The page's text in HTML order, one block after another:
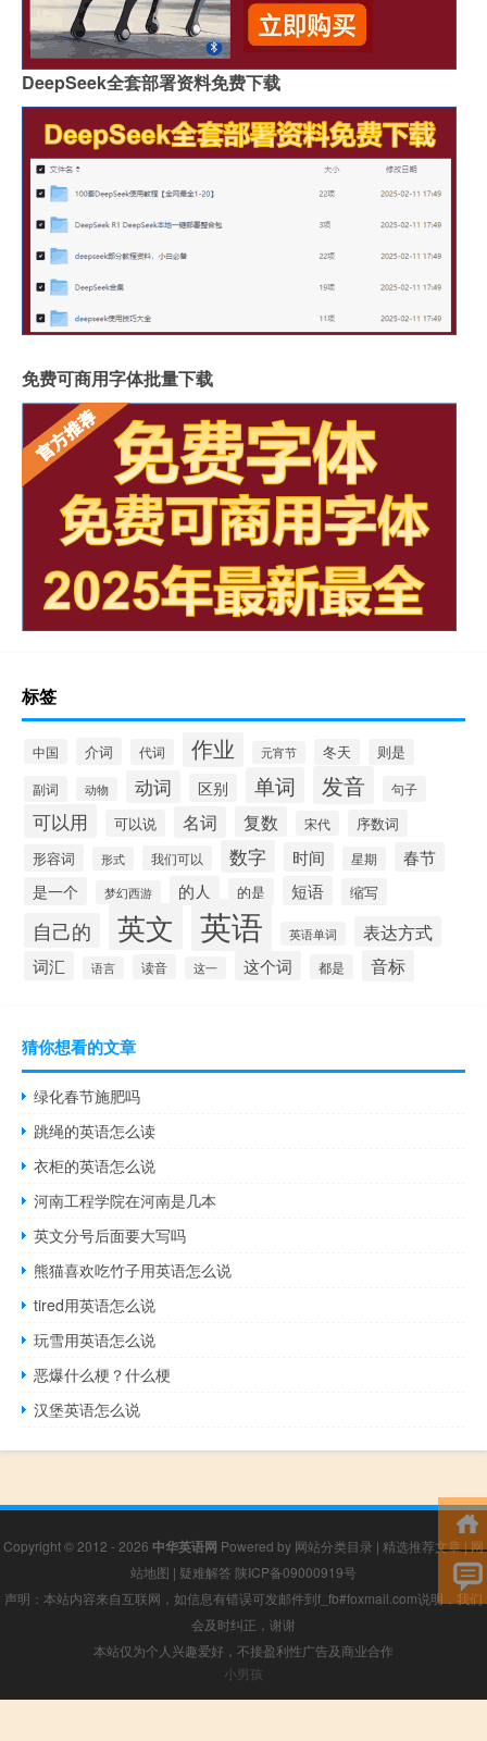
DeepSeek全套部署资料免费下载
免费可商用字体批量下载
标签
中国 介词 代词 作业 元宵节 冬天
则是
副词
动物 动词 区别 单词 发音 句子
可以用 可以说 名词 复数 宋代
序数词
形容词
形式 我们可以 数字 时间 星期 春节
是一个 梦幻西游 的人 的是 短语 缩写
自己的 英文 英语 英语单词 表达方式
词汇 语言 读音 这一 这个词 都是 音标
猜你想看的文章
绿化春节施肥吗
跳绳的英语怎么读
衣柜的英语怎么说
河南工程学院在河南是几本
英文分号后面要大写吗
熊猫喜欢吃竹子用英语怎么说
tired用英语怎么说
玩雪用英语怎么说
恶爆什么梗？什么梗
汉堡英语怎么说
Copyright © 2012 - 2026 中华英语网 Powered by 网站分类目录 | 精选推荐文章|网
站地图 | 疑难解答 陕ICP备09000919号
声明：本站内容来自互联网，如信息有错误可发邮件到f_fb#foxmail.com说明，我们
会及时纠正，谢谢
本站仅为个人兴趣爱好，不接盈利性广告及商业合作
小男孩